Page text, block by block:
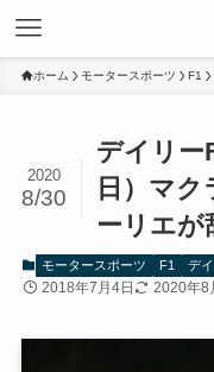
ホーム モータースポーツ F1
デイリー
日）マ
ーリエが
2020
8/30
モータースポーツ F1 デ
2018年7月4日 2020年8